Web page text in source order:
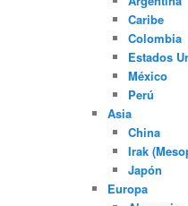
Caribe
Colombia
Estados
México
Perú
Asia
China
Irak
Japón
Europa